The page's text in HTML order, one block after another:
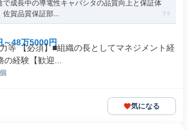
で成長中の導電性キャパシタの品質向上と保証体
佐賀品質保証部...
～48万5000円
等 【必須】■組織の長としてマネジメント経
経験【歓迎...
気になる